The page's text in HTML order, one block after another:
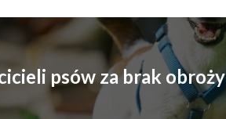
psów za brak obroży